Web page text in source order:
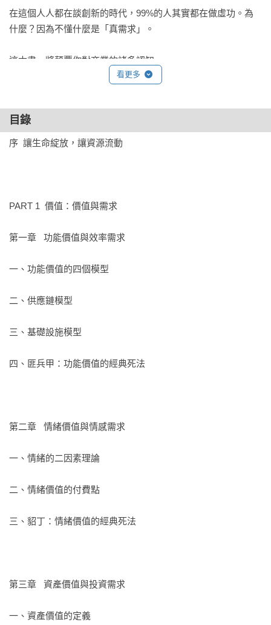
在這個人人都在談創新的時代，99%的人其實都在做虛功。為
什麼？因為不懂什麼是「真需求」。
這本書，將顛覆你對商業的諸多認知。
這不是一本教你如何成功的書，而是會教你如何做本質性思
考。它會讓你明白，為什麼你的產品總是賣不動、你的創新總
作者梁寧，被小米創辦人雷軍譽為「中關村第一才女」，被羅
界的大成大敗，她用最樸實的語言，講述最本質的商業真相，
己忽略了哪個環節。
書中不僅有理論，更有諸多案例、驚心動魄的產業故事……穿
的本源。
這不僅是一本商業書，更是一本幫助你理解人性、洞察社會的
進入商業世界的第一個訓練，就是要擺脫自己的主觀感受、主
看更多
目錄
序  讓生命綻放，讓資源流動
PART 1  價值：價值與需求
第一章   功能價值與效率需求
一、功能價值的四個模型
二、供應鏈模型
三、基礎設施模型
四、匪兵甲：功能價值的經典死法
第二章   情緒價值與情感需求
一、情緒的二因素理論
二、情緒價值的付費點
三、貂丁：情緒價值的經典死法
第三章   資產價值與投資需求
一、資產價值的定義